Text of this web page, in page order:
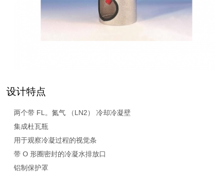
设计特点
两个带 FL。氮气 （LN2） 冷却冷凝壁
集成杜瓦瓶
用于观察冷凝过程的视觉条
带 O 形圈密封的冷凝水排放口
铝制保护罩